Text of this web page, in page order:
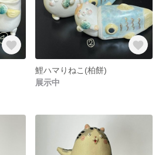
鯉ハマりねこ(柏餅)
展示中